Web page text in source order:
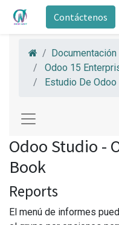
Contáctenos
Documentación
Odoo 15
Estudio De Odoo
Odoo Studio -
Book
Reports
El menú de informes